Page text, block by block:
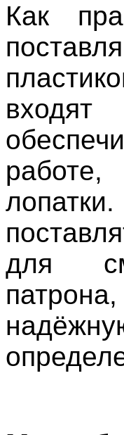
Как
для